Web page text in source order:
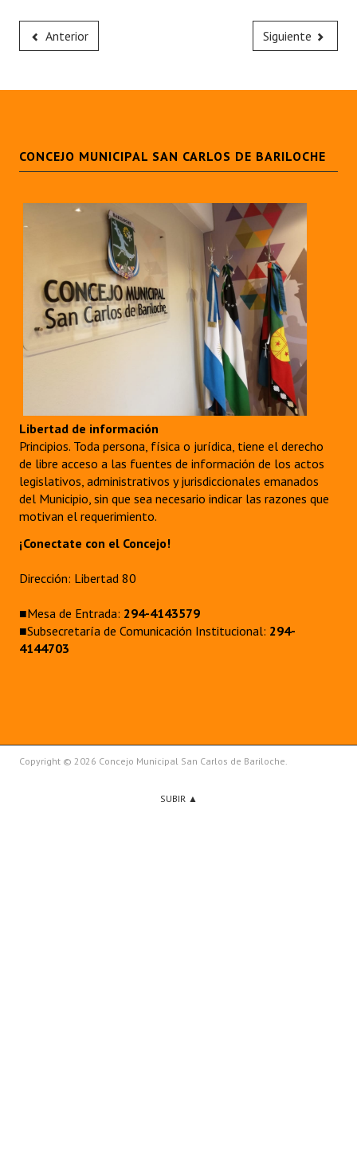
Anterior Siguiente
CONCEJO MUNICIPAL SAN CARLOS DE BARILOCHE
Libertad de información
Principios. Toda persona, física o jurídica, tiene el derecho
de libre acceso a las fuentes de información de los actos
legislativos, administrativos y jurisdiccionales emanados
del Municipio, sin que sea necesario indicar las razones que
motivan el requerimiento.
¡Conectate con el Concejo!
Dirección: Libertad 80
■Mesa de Entrada: 294-4143579
■Subsecretaría de Comunicación Institucional: 294-
4144703
Copyright © 2026 Concejo Municipal San Carlos de Bariloche.
SUBIR ▲